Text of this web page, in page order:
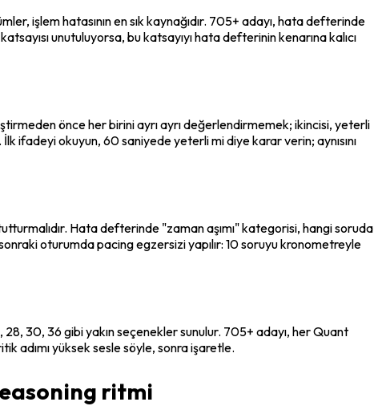
işlem hatasının en sık kaynağıdır. 705+ adayı, hata defterinde
unutuluyorsa, bu katsayıyı hata defterinin kenarına kalıcı
önce her birini ayrı ayrı değerlendirmemek; ikincisi, yeterli
ifadeyi okuyun, 60 saniyede yeterli mi diye karar verin; aynısını
Hata defterinde "zaman aşımı" kategorisi, hangi soruda
oturumda pacing egzersizi yapılır: 10 soruyu kronometreyle
30, 36 gibi yakın seçenekler sunulur. 705+ adayı, her Quant
adımı yüksek sesle söyle, sonra işaretle.
ritmi